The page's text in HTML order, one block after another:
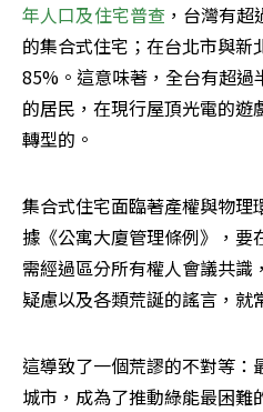
年人口及住宅普查 ，台灣有
的集合式住宅；在台北市與新
85%。這意味著，全台有超過
的居民，在現行屋頂光電的
轉型的。
集合式住宅面臨著產權與物理
據《公寓大廈管理條例》，要
需經過區分所有權人會議共識
疑慮以及各類荒誕的謠言，就
這導致了一個荒謬的不對等：
城市，成為了推動綠能最困難